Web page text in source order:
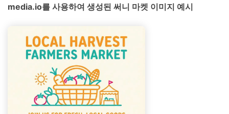
media.io를 사용하여 생성된 써니 마켓 이미지 예시